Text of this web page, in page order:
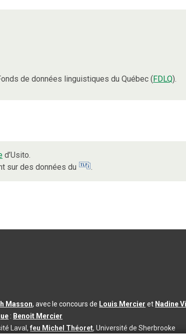
de données linguistiques du Québec (FDLQ).
d’Usito.
sur des données du
.
Masson, avec le concours de Louis Mercier et Nadine
: Benoit Mercier
Laval,feu Michel Théoret, Université de Sherbrooke